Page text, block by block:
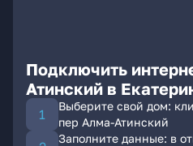
Подключить
Атинский в
Выберите свой дом:
пер Алма-Атинский
Заполните данные: в